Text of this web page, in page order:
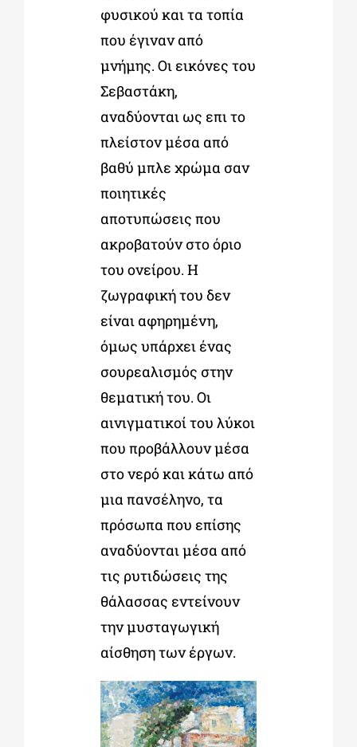
φυσικού και τα τοπία
που έγιναν από
μνήμης. Οι εικόνες του
Σεβαστάκη,
αναδύονται ως επι το
πλείστον μέσα από
βαθύ μπλε χρώμα σαν
ποιητικές
αποτυπώσεις που
ακροβατούν στο όριο
του ονείρου. Η
ζωγραφική του δεν
είναι αφηρημένη,
όμως υπάρχει ένας
σουρεαλισμός στην
θεματική του. Οι
αινιγματικοί του λύκοι
που προβάλλουν μέσα
στο νερό και κάτω από
μια πανσέληνο, τα
πρόσωπα που επίσης
αναδύονται μέσα από
τις ρυτιδώσεις της
θάλασσας εντείνουν
την μυσταγωγική
αίσθηση των έργων.